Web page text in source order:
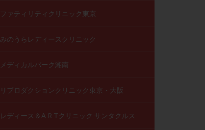
ファティリティクリニック東京
みのうらレディースクリニック
メディカルパーク湘南
リプロダクションクリニック東京・大阪
レディース＆A R Tクリニック サンタクルス